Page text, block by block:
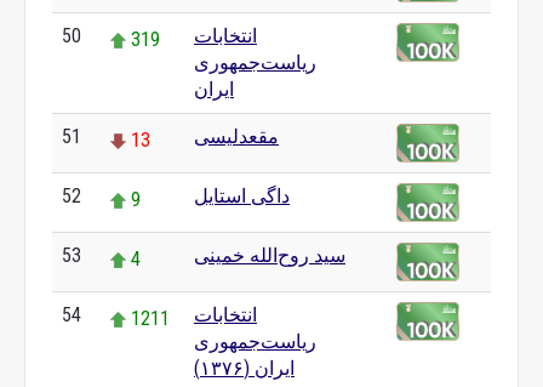
50 319
انتخابات
ریاست‌جمهوری
ایران
51 13 مقعدلیسی
52 9 داگی استایل
53 4 سید روح‌الله خمینی
54 1211
انتخابات
ریاست‌جمهوری
ایران (۱۳۷۶)